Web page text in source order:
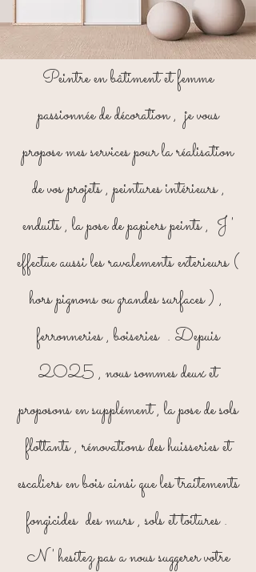
Peintre en bâtiment et femme
passionnée de décoration , je vous
propose mes services pour la réalisation
de vos projets , peintures intérieurs ,
enduits , la pose de papiers peints , J '
effectue aussi les ravalements exterieurs (
hors pignons ou grandes surfaces ) ,
ferronneries , boiseries . Depuis
2025 , nous sommes deux et
proposons en supplément , la pose de sols
flottants , rénovations des huisseries et
escaliers en bois ainsi que les traitements
fongicides des murs , sols et toitures .
N ' hesitez pas a nous suggerer votre